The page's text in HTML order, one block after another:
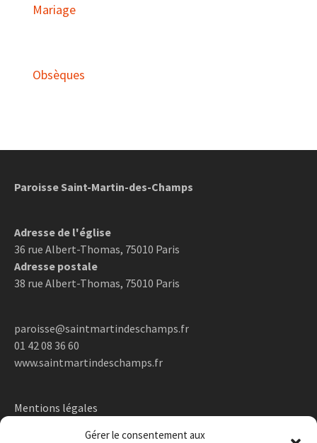
Gérer le consentement aux
Mariage
Obsèques
Paroisse Saint-Martin-des-Champs
Adresse de l'église
36 rue Albert-Thomas, 75010 Paris
Adresse postale
38 rue Albert-Thomas, 75010 Paris
paroisse@saintmartindeschamps.fr
01 42 08 36 60
www.saintmartindeschamps.fr
Mentions légales